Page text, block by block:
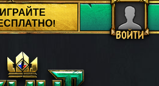
ВОЙТИ
ИГРАЙТЕ